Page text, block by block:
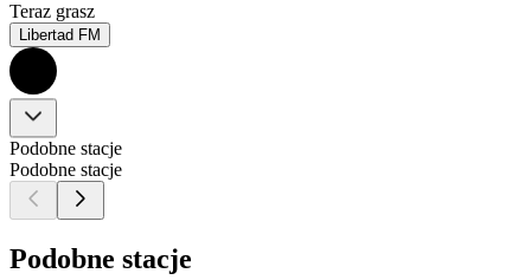
Teraz grasz
Libertad FM
Podobne stacje
Podobne stacje
Podobne stacje